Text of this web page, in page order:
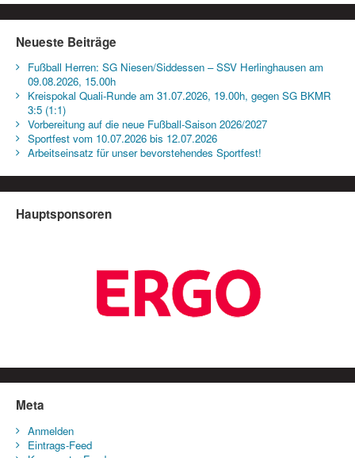
Neueste Beiträge
Fußball Herren: SG Niesen/Siddessen – SSV Herlinghausen am
09.08.2026, 15.00h
Kreispokal Quali-Runde am 31.07.2026, 19.00h, gegen SG BKMR
3:5 (1:1)
Vorbereitung auf die neue Fußball-Saison 2026/2027
Sportfest vom 10.07.2026 bis 12.07.2026
Arbeitseinsatz für unser bevorstehendes Sportfest!
Hauptsponsoren
Meta
Anmelden
Eintrags-Feed